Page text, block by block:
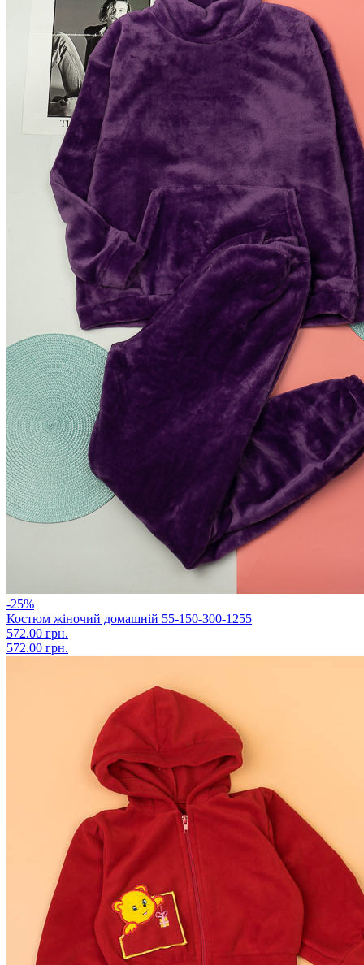
-25%
Костюм жіночий домашній 55-150-300-1255
572.00 грн.
572.00 грн.